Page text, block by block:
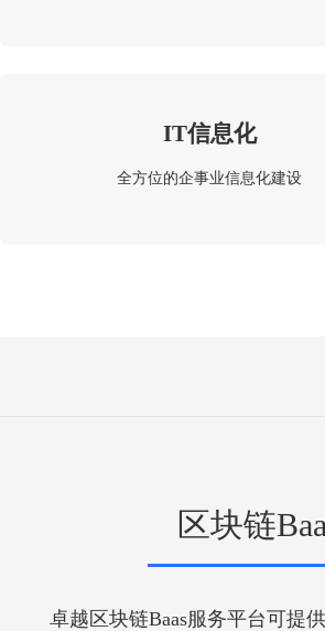
IT信息化
全方位的企事业信息化建设
区块链
卓越区块链Baas服务平台可提